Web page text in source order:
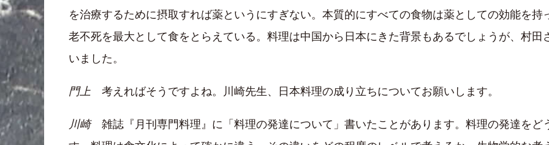
を治療するために摂取すれば薬というにすぎない。本質的にすべての食物は薬としての効能を
老不死を最大として食をとらえている。料理は中国から日本にきた背景もあるでしょうが、村
いました。
門上 考えればそうですよね。川崎先生、日本料理の成り立ちについてお願いします。
川崎雑誌『月刊専門料理』に「料理の発達について」書いたことがあります。料理の発達をど